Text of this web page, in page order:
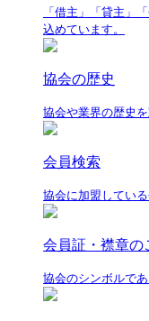
「借主」「貸主」
込めています。
協会の歴史
協会や業界の歴史
会員検索
協会に加盟してい
会員証・襟章の
協会のシンボルで